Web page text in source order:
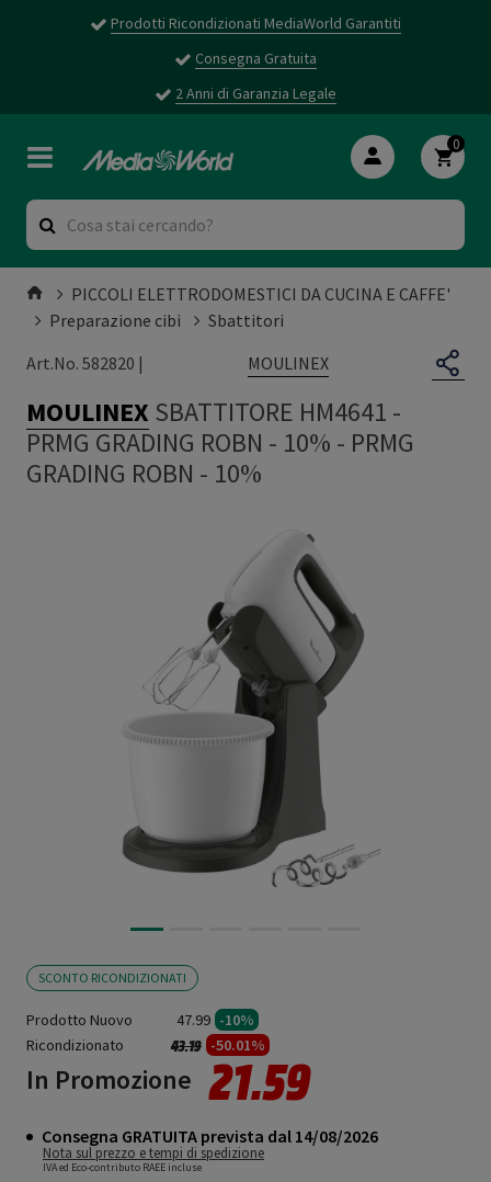
Prodotti Ricondizionati MediaWorld Garantiti
Consegna Gratuita
2 Anni di Garanzia Legale
0
PICCOLI ELETTRODOMESTICI DA CUCINA E CAFFE'
Preparazione cibi
Sbattitori
Art.No. 582820 |
MOULINEX
MOULINEX SBATTITORE HM4641 -
PRMG GRADING ROBN - 10% - PRMG
GRADING ROBN - 10%
SCONTO RICONDIZIONATI
Prodotto Nuovo 47.99 -10%
Ricondizionato
Prezzo ridotto da
43.19a -50.01%
In Promozione 21.59
Consegna GRATUITA prevista dal 14/08/2026
Nota sul prezzo e tempi di spedizione
IVA ed Eco-contributo RAEE incluse